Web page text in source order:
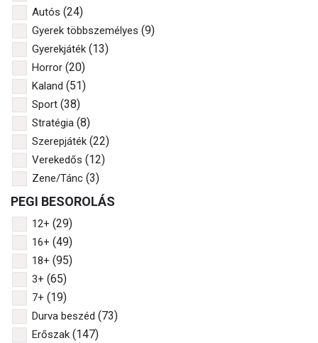
Autós (24)
Gyerek többszemélyes (9)
Gyerekjáték (13)
Horror (20)
Kaland (51)
Sport (38)
Stratégia (8)
Szerepjáték (22)
Verekedős (12)
Zene/Tánc (3)
PEGI BESOROLÁS
12+ (29)
16+ (49)
18+ (95)
3+ (65)
7+ (19)
Durva beszéd (73)
Erőszak (147)